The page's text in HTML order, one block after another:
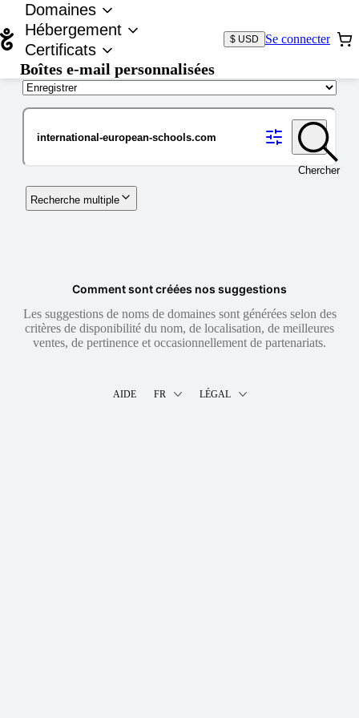
Domaines
Hébergement
Certificats
Boîtes e-mail personnalisées
$ USD Se connecter
Chercher
Recherche multiple
Comment sont créées nos suggestions
Les suggestions de noms de domaines sont générées selon des
critères de disponibilité du nom, de localisation, de meilleures
ventes, de pertinence et occasionnellement de partenariats.
AIDE FR LÉGAL